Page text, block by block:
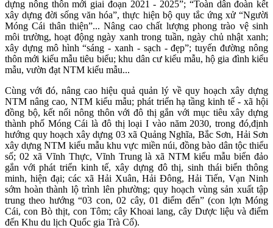
dựng nông thôn mới giai đoạn 2021 - 2025”; “Toàn dân đoàn kết
xây dựng đời sống văn hóa”, thực hiện bộ quy tắc ứng xử “Người
Móng Cái thân thiện”... Nâng cao chất lượng phong trào vệ sinh
môi trường, hoạt động ngày xanh trong tuần, ngày chủ nhật xanh;
xây dựng mô hình “sáng - xanh - sạch - đẹp”; tuyến đường nông
thôn mới kiểu mẫu tiêu biểu; khu dân cư kiểu mẫu, hộ gia đình kiểu
mẫu, vườn đạt NTM kiểu mẫu...
Cùng với đó, nâng cao hiệu quả quản lý về quy hoạch xây dựng
NTM nâng cao, NTM kiểu mẫu; phát triển hạ tầng kinh tế - xã hội
đồng bộ, kết nối nông thôn với đô thị gắn với mục tiêu xây dựng
thành phố Móng Cái là đô thị loại I vào năm 2030, trong đó,định
hướng quy hoạch xây dựng 03 xã Quảng Nghĩa, Bắc Sơn, Hải Sơn
xây dựng NTM kiểu mẫu khu vực miền núi, đồng bào dân tộc thiểu
số; 02 xã Vĩnh Thực, Vĩnh Trung là xã NTM kiểu mẫu biển đảo
gắn với phát triển kinh tế, xây dựng đô thị, sinh thái biển thông
minh, hiện đại; các xã Hải Xuân, Hải Đông, Hải Tiến, Vạn Ninh
sớm hoàn thành lộ trình lên phường; quy hoạch vùng sản xuất tập
trung theo hướng “03 con, 02 cây, 01 điểm đến” (con lợn Móng
Cái, con Bò thịt, con Tôm; cây Khoai lang, cây Dược liệu và điểm
đến Khu du lịch Quốc gia Trà Cổ).